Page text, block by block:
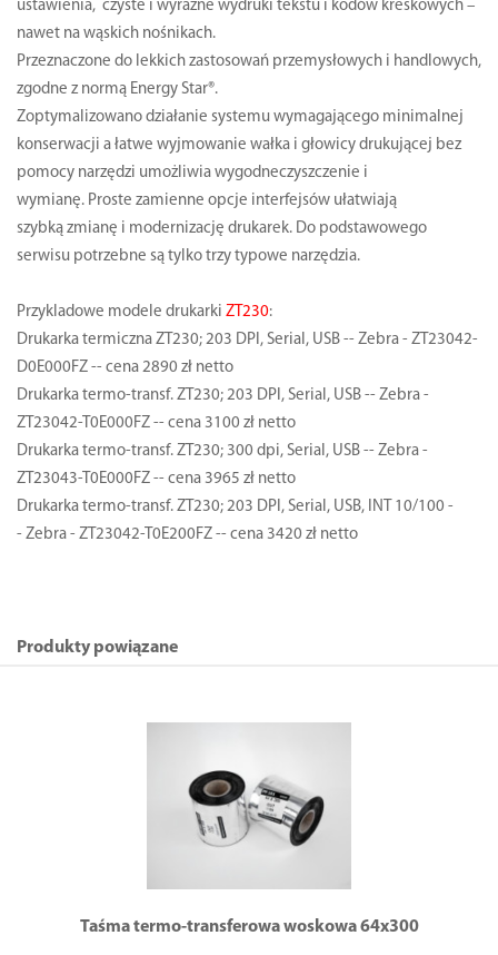
ustawienia, czyste i wyraźne wydruki tekstu i kodów kreskowych –
nawet na wąskich nośnikach.
Przeznaczone do lekkich zastosowań przemysłowych i handlowych,
zgodne z normą Energy Star®.
Zoptymalizowano działanie systemu wymagającego minimalnej
konserwacji a łatwe wyjmowanie wałka i głowicy drukującej bez
pomocy narzędzi umożliwia wygodneczyszczenie i
wymianę. Proste zamienne opcje interfejsów ułatwiają
szybką zmianę i modernizację drukarek. Do podstawowego
serwisu potrzebne są tylko trzy typowe narzędzia.
Przykladowe modele drukarki ZT230:
Drukarka termiczna ZT230; 203 DPI, Serial, USB -- Zebra - ZT23042-
D0E000FZ -- cena 2890 zł netto
Drukarka termo-transf. ZT230; 203 DPI, Serial, USB -- Zebra -
ZT23042-T0E000FZ -- cena 3100 zł netto
Drukarka termo-transf. ZT230; 300 dpi, Serial, USB -- Zebra -
ZT23043-T0E000FZ -- cena 3965 zł netto
Drukarka termo-transf. ZT230; 203 DPI, Serial, USB, INT 10/100 -
- Zebra - ZT23042-T0E200FZ -- cena 3420 zł netto
Produkty powiązane
Taśma termo-transferowa woskowa 64x300